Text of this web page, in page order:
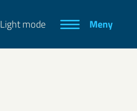
Light mode Meny